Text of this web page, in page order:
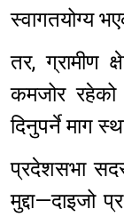
स्वागतयोग्य
तर, ग्रामीण
कमजोर रहेको
दिनुपर्ने माग
प्रदेशसभा
मुद्दा—दाइजो